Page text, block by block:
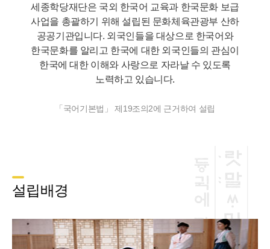
세종학당재단은 국외 한국어 교육과 한국문화 보급
사업을 총괄하기 위해 설립된 문화체육관광부 산하
공공기관입니다. 외국인들을 대상으로 한국어와
한국문화를 알리고 한국에 대한 외국인들의 관심이
한국에 대한 이해와 사랑으로 자라날 수 있도록
노력하고 있습니다.
「국어기본법」 제19조의2에 근거하여 설립
설립배경